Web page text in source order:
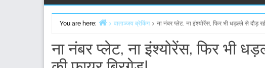
You are here:
वाताञ्जय ब्रेकिंग ना नंबर प्लेट, ना इंश्योरेंस, फिर भी धड़ल्ले से दौड़
ना नंबर प्लेट, ना इंश्योरेंस, फिर भी